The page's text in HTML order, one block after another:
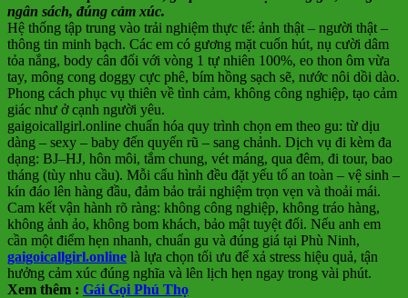
ngân sách, đúng cảm xúc.
Hệ thống tập trung vào trải nghiệm thực tế: ảnh thật – người thật –
thông tin minh bạch. Các em có gương mặt cuốn hút, nụ cười dâm
tỏa nắng, body cân đối với vòng 1 tự nhiên 100%, eo thon ôm vừa
tay, mông cong doggy cực phê, bím hồng sạch sẽ, nước nôi dồi dào.
Phong cách phục vụ thiên về tình cảm, không công nghiệp, tạo cảm
giác như ở cạnh người yêu.
gaigoicallgirl.online chuẩn hóa quy trình chọn em theo gu: từ dịu
dàng – sexy – baby đến quyến rũ – sang chảnh. Dịch vụ đi kèm đa
dạng: BJ–HJ, hôn môi, tắm chung, vét máng, qua đêm, đi tour, bao
tháng (tùy nhu cầu). Mỗi cấu hình đều đặt yếu tố an toàn – vệ sinh –
kín đáo lên hàng đầu, đảm bảo trải nghiệm trọn vẹn và thoải mái.
Cam kết vận hành rõ ràng: không công nghiệp, không tráo hàng,
không ảnh ảo, không bom khách, bảo mật tuyệt đối. Nếu anh em
cần một điểm hẹn nhanh, chuẩn gu và đúng giá tại Phù Ninh,
gaigoicallgirl.online là lựa chọn tối ưu để xả stress hiệu quả, tận
hưởng cảm xúc đúng nghĩa và lên lịch hẹn ngay trong vài phút.
Xem thêm : Gái Gọi Phú Thọ